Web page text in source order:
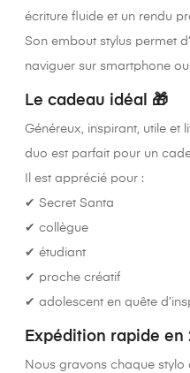
écriture fluide et un rendu
Son embout stylus permet
naviguer sur smartphone
Le cadeau idéal 🎁
Généreux, inspirant, utile et
duo est parfait pour un
Il est apprécié pour :
✔ Secret Santa
✔ collègue
✔ étudiant
✔ proche créatif
✔ adolescent en quête
Expédition rapide en
Nous gravons chaque